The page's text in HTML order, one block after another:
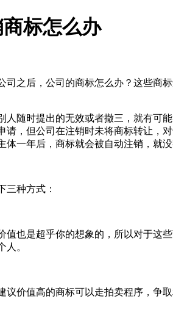
标怎么办
之后，公司的商标怎么办？这些商
随时提出的无效或者撤三，就有可
，但公司在注销时未将商标转让，
一年后，商标就会被自动注销，就没
三种方式：
也是超乎你的想象的，所以对于这
。
价值高的商标可以走拍卖程序，争